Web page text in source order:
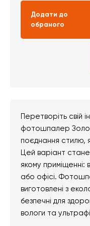
Додати до
обраного
Перетворіть свій
фотошпалер
поєднання стилю,
Цей варіант
якому приміщенні:
або офісі.
виготовлені з
безпечні для
вологи та